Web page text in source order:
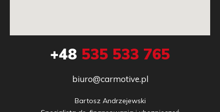
+48 535 533 765
biuro@carmotive.pl
Bartosz Andrzejewski